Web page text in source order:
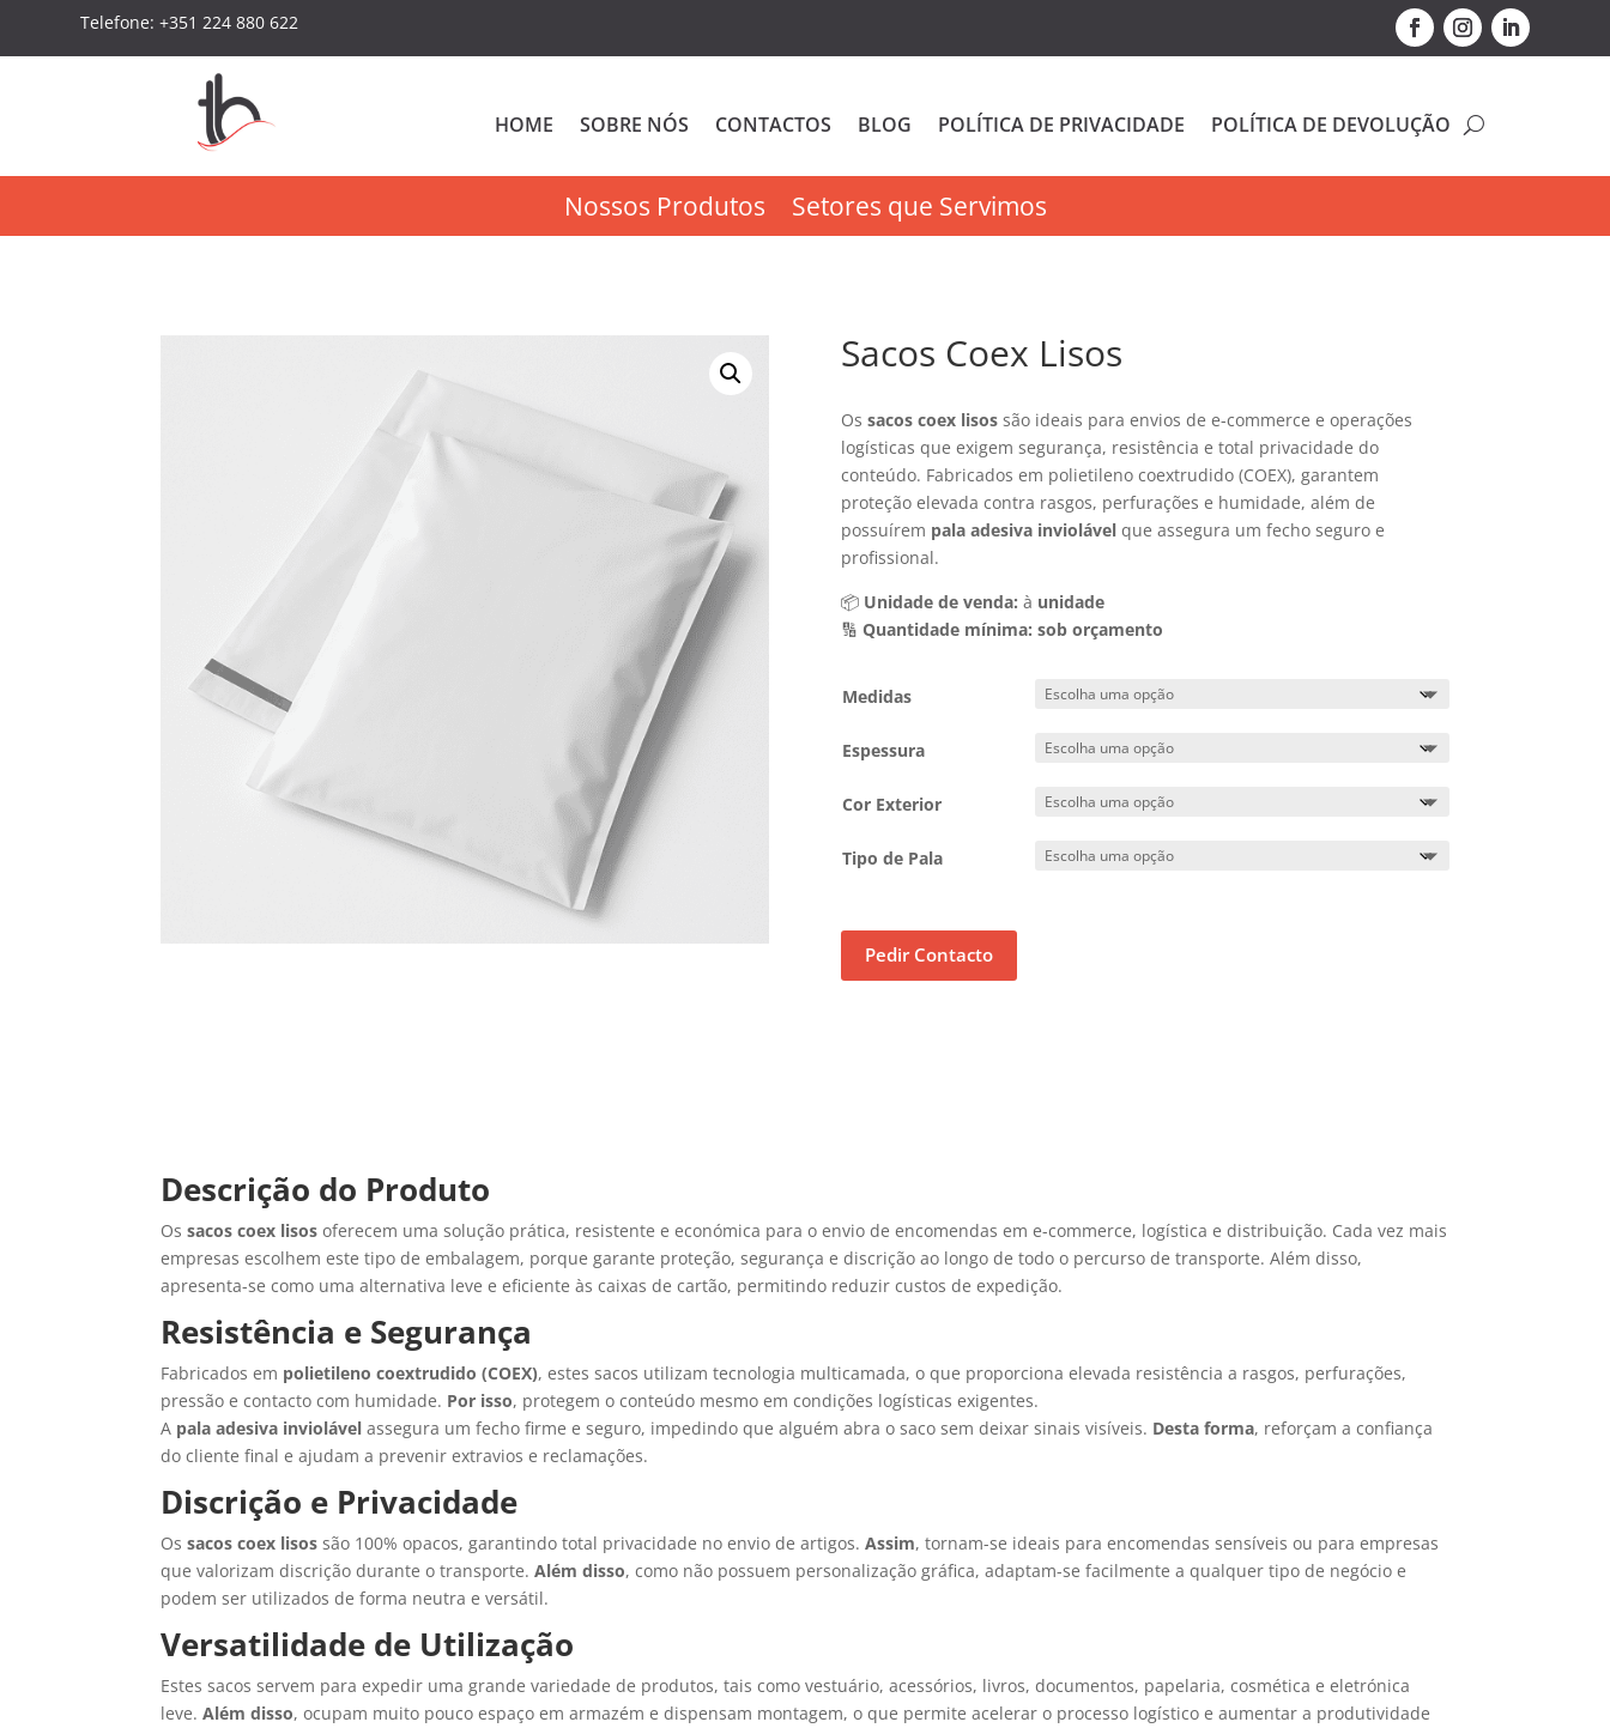
Telefone: +351 224 880 622
HOME SOBRE NÓS CONTACTOS BLOG POLÍTICA DE PRIVACIDADE POLÍTICA DE DEVOLUÇÃO
Nossos Produtos Setores que Servimos
Sacos Coex Lisos
Os sacos coex lisossão ideais para envios de e-commerce e operações
logísticas que exigem segurança, resistência e total privacidade do
conteúdo. Fabricados em polietileno coextrudido (COEX), garantem
proteção elevada contra rasgos, perfurações e humidade, além de
possuírem pala adesiva inviolávelque assegura um fecho seguro e
profissional.
📦 Unidade de venda: à unidade
🔢 Quantidade mínima: sob orçamento
Medidas
Espessura
Cor Exterior
Tipo de Pala
Pedir Contacto
Descrição do Produto
Ossacos coex lisos oferecem uma solução prática, resistente e económica para o envio de encomendas em e-commerce, logística e distribuição. Cada vez mais
empresas escolhem este tipo de embalagem, porque garante proteção, segurança e discrição ao longo de todo o percurso de transporte. Além disso,
apresenta-se como uma alternativa leve e eficiente às caixas de cartão, permitindo reduzir custos de expedição.
Resistência e Segurança
Fabricados em polietileno coextrudido (COEX), estes sacos utilizam tecnologia multicamada, o que proporciona elevada resistência a rasgos, perfurações,
pressão e contacto com humidade. Por isso, protegem o conteúdo mesmo em condições logísticas exigentes.
A pala adesiva inviolável assegura um fecho firme e seguro, impedindo que alguém abra o saco sem deixar sinais visíveis. Desta forma, reforçam a confiança
do cliente final e ajudam a prevenir extravios e reclamações.
Discrição e Privacidade
Ossacos coex lisos são 100% opacos, garantindo total privacidade no envio de artigos.Assim, tornam-se ideais para encomendas sensíveis ou para empresas
que valorizam discrição durante o transporte.Além disso, como não possuem personalização gráfica, adaptam-se facilmente a qualquer tipo de negócio e
podem ser utilizados de forma neutra e versátil.
Versatilidade de Utilização
Estes sacos servem para expedir uma grande variedade de produtos, tais como vestuário, acessórios, livros, documentos, papelaria, cosmética e eletrónica
leve.Além disso, ocupam muito pouco espaço em armazém e dispensam montagem, o que permite acelerar o processo logístico e aumentar a produtividade